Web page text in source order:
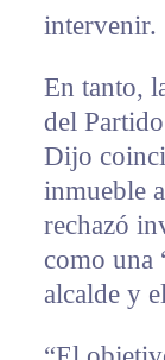
intervenir.
En tanto,
del
Dijo
inmueble
rechazó
como una
alcalde y